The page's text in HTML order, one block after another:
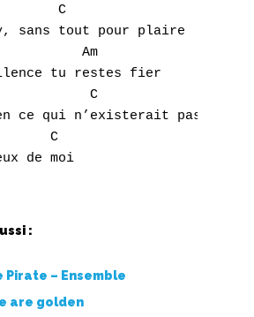
C
sans tout pour plaire
Am
tu restes fier
C             G
ce qui n’existerait pas
C
:
Pirate – Ensemble
are golden
Nouvelles tabs
Top 100
Accords de guitare